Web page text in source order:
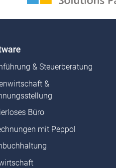
& Steuerberatung
&
Büro
mit Peppol